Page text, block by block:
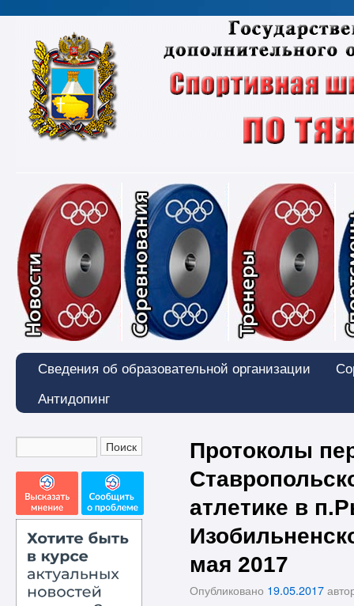
Новости Соревнования
Сведения об образовательной организации
Антидопинг
Протоколы
атлетике в
мая 2017
Опубликовано 19.05.2017